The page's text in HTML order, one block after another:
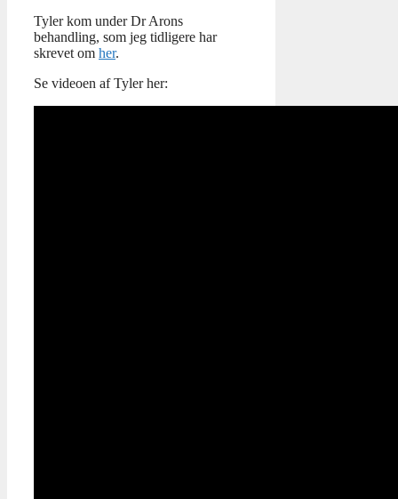
Tyler kom under Dr Arons
behandling, som jeg tidligere har
skrevet om her.
Se videoen af Tyler her: